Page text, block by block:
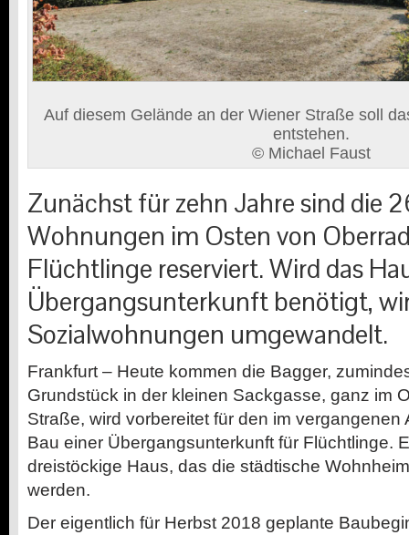
Auf diesem Gelände an der Wiener Straße soll
entstehen.
© Michael Faust
Zunächst für zehn Jahre sind die
Wohnungen im Osten von
Flüchtlinge reserviert. Wird das
Übergangsunterkunft benötigt,
Sozialwohnungen umgewandelt.
Frankfurt – Heute kommen die Bagger,
Grundstück in der kleinen Sackgasse, ganz im
Straße, wird vorbereitet für den im
Bau einer Übergangsunterkunft für Flüchtlinge.
dreistöckige Haus, das die städtische
werden.
Der eigentlich für Herbst 2018 geplante